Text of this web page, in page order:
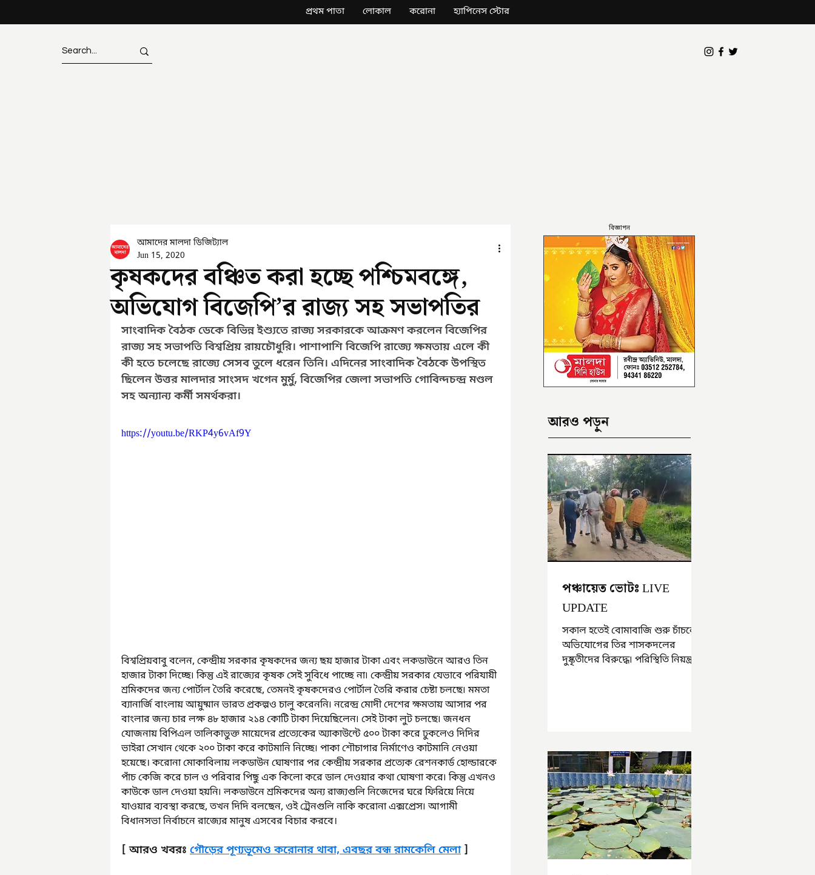
প্রথম পাতা লোকাল করোনা হ্যাপিনেস স্টোর
কৃষকদের বঞ্চিত করা হচ্ছে পশ্চিমবঙ্গে,
অভিযোগ বিজেপি’র রাজ্য সহ সভাপতির
আমাদের মালদা ডিজিট্যাল
Jun 15, 2020
সাংবাদিক বৈঠক ডেকে বিভিন্ন ইশ্যুতে রাজ্য সরকারকে আক্রমণ করলেন বিজেপির
রাজ্য সহ সভাপতি বিশ্বপ্রিয় রায়চৌধুরি। পাশাপাশি বিজেপি রাজ্যে ক্ষমতায় এলে কী
কী হতে চলেছে রাজ্যে সেসব তুলে ধরেন তিনি। এদিনের সাংবাদিক বৈঠকে উপস্থিত
ছিলেন উত্তর মালদার সাংসদ খগেন মুর্মু, বিজেপির জেলা সভাপতি গোবিন্দচন্দ্র মণ্ডল
সহ অন্যান্য কর্মী সমর্থকরা।
https://youtu.be/RKP4y6vAf9Y
বিশ্বপ্রিয়বাবু বলেন, কেন্দ্রীয় সরকার কৃষকদের জন্য ছয় হাজার টাকা এবং লকডাউনে আরও তিন
হাজার টাকা দিচ্ছে৷ কিন্তু এই রাজ্যের কৃষক সেই সুবিধে পাচ্ছে না৷ কেন্দ্রীয় সরকার যেভাবে পরিযায়ী
শ্রমিকদের জন্য পোর্টাল তৈরি করেছে, তেমনই কৃষকদেরও পোর্টাল তৈরি করার চেষ্টা চলছে৷ মমতা
ব্যানার্জি বাংলায় আয়ুষ্মান ভারত প্রকল্পও চালু করেননি৷ নরেন্দ্র মোদী দেশের ক্ষমতায় আসার পর
বাংলার জন্য চার লক্ষ ৪৮ হাজার ২১৪ কোটি টাকা দিয়েছিলেন৷ সেই টাকা লুট চলছে৷ জনধন
যোজনায় বিপিএল তালিকাভুক্ত মায়েদের প্রত্যেকের অ্যাকাউন্টে ৫০০ টাকা করে ঢুকলেও দিদির
ভাইরা সেখান থেকে ২০০ টাকা করে কাটমানি নিচ্ছে৷ পাকা শৌচাগার নির্মাণেও কাটমানি নেওয়া
হয়েছে। করোনা মোকাবিলায় লকডাউন ঘোষণার পর কেন্দ্রীয় সরকার প্রত্যেক রেশনকার্ড হোল্ডারকে
পাঁচ কেজি করে চাল ও পরিবার পিছু এক কিলো করে ডাল দেওয়ার কথা ঘোষণা করে৷ কিন্তু এখনও
কাউকে ডাল দেওয়া হয়নি৷ লকডাউনে শ্রমিকদের অন্য রাজ্যগুলি নিজেদের ঘরে ফিরিয়ে নিয়ে
যাওয়ার ব্যবস্থা করছে, তখন দিদি বলছেন, ওই ট্রেনগুলি নাকি করোনা এক্সপ্রেস৷ আগামী
বিধানসভা নির্বাচনে রাজ্যের মানুষ এসবের বিচার করবে।
[ আরও খবরঃ গৌড়ের পূণ্যভূমেও করোনার থাবা, এবছর বন্ধ রামকেলি মেলা ]
বিজ্ঞাপন
আরও পড়ুন
পঞ্চায়েত ভোটঃ LIVE
UPDATE
সকাল হতেই বোমাবাজি শুরু চাঁচলে৷
অভিযোগের তির শাসকদলের
দুষ্কৃতীদের বিরুদ্ধে৷ পরিস্থিতি নিয়ন্ত্রণে